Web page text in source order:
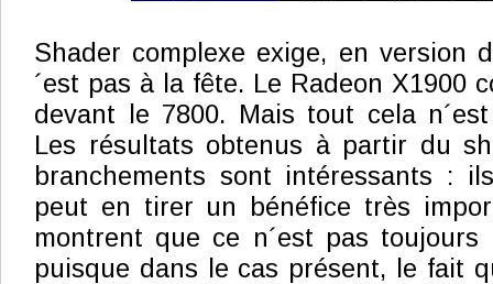
Shader complexe exige, en version
´est pas à la fête. Le Radeon X1900
devant le 7800. Mais tout cela
Les résultats obtenus à partir du
branchements sont intéressants :
peut en tirer un bénéfice très
montrent que ce n´est pas
puisque dans le cas présent, le fait